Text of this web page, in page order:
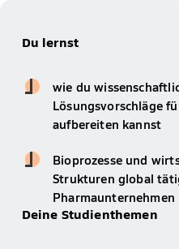
Du lernst
wie du
Lösungsvorschläge
aufbereiten kannst
Bioprozesse und
Strukturen global
Pharmaunternehmen
Deine Studienthemen